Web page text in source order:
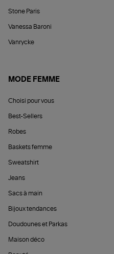
Stone Paris
Vanessa Baroni
Vanrycke
MODE FEMME
Choisi pour vous
Best-Sellers
Robes
Baskets femme
Sweatshirt
Jeans
Sacs à main
Bijoux tendances
Doudounes et Parkas
Maison déco